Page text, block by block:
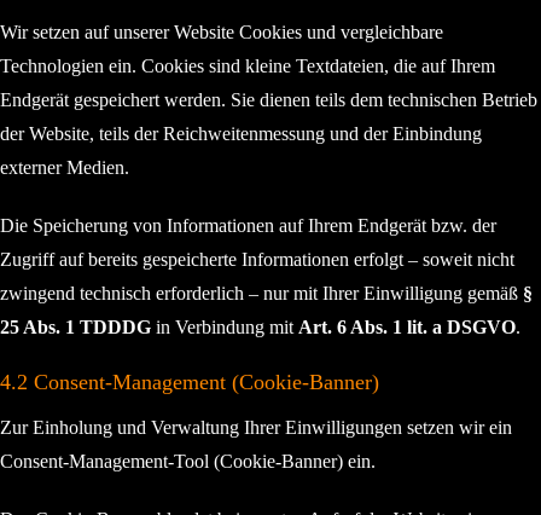
Wir setzen auf unserer Website Cookies und vergleichbare
Technologien ein. Cookies sind kleine Textdateien, die auf Ihrem
Endgerät gespeichert werden. Sie dienen teils dem technischen Betrieb
der Website, teils der Reichweitenmessung und der Einbindung
externer Medien.
Die Speicherung von Informationen auf Ihrem Endgerät bzw. der
Zugriff auf bereits gespeicherte Informationen erfolgt – soweit nicht
zwingend technisch erforderlich – nur mit Ihrer Einwilligung gemäß §
25 Abs. 1 TDDDG in Verbindung mit Art. 6 Abs. 1 lit. a DSGVO.
4.2 Consent-Management (Cookie-Banner)
Zur Einholung und Verwaltung Ihrer Einwilligungen setzen wir ein
Consent-Management-Tool (Cookie-Banner) ein.